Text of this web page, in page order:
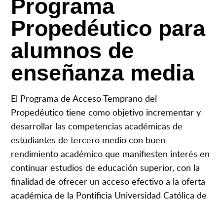
Programa
Propedéutico para
alumnos de
enseñanza media
El Programa de Acceso Temprano del
Propedéutico tiene como objetivo incrementar y
desarrollar las competencias académicas de
estudiantes de tercero medio con buen
rendimiento académico que manifiesten interés en
continuar estudios de educación superior, con la
finalidad de ofrecer un acceso efectivo a la oferta
académica de la Pontificia Universidad Católica de